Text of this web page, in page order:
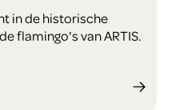
in de historische
flamingo's van ARTIS.